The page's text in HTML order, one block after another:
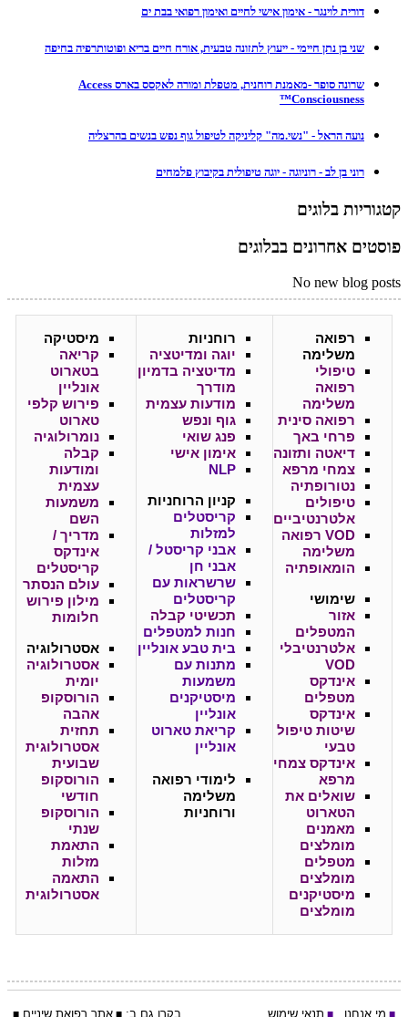
דורית לוינגר - אימון אישי לחיים ואימון רפואי בבת ים
שני בן נתן חיימי - ייעוץ לתזונה טבעית, אורח חיים בריא ופוטותרפיה בחיפה
שרונה סופר -מאמנת רוחנית, מטפלת ומורה לאקסס בארס Access
Consciousness™
נועה הראל - "נשי.מה" קליניקה לטיפול גוף נפש בנשים בהרצליה
רוני בן לב - רוניוגה - יוגה טיפולית בקיבוץ פלמחים
קטגוריות בלוגים
פוסטים אחרונים בבלוגים
No new blog posts
רפואה
משלימה
טיפולי
רפואה
משלימה
רפואה סינית
פרחי באך
דיאטה ותזונה
צמחי מרפא
נטורופתיה
טיפולים
אלטרנטיביים
VOD רפואה
משלימה
הומאופתיה
שימושי
אזור
המטפלים
אלטרנטיבלי
VOD
אינדקס
מטפלים
אינדקס
שיטות טיפול
טבעי
אינדקס צמחי
מרפא
שואלים את
הטארוט
מאמנים
מומלצים
מטפלים
מומלצים
מיסטיקנים
מומלצים
רוחניות
יוגה ומדיטציה
מדיטציה בדמיון
מודרך
מודעות עצמית
גוף ונפש
פנג שואי
אימון אישי
NLP
קניון הרוחניות
קריסטלים
למזלות
אבני קריסטל /
אבני חן
שרשראות עם
קריסטלים
תכשיטי קבלה
חנות למטפלים
בית טבע אונליין
מתנות עם
משמעות
מיסטיקנים
אונליין
קריאת טארוט
אונליין
לימודי רפואה
משלימה
ורוחניות
מיסטיקה
קריאה
בטארוט
אונליין
פירוש קלפי
טארוט
נומרולוגיה
קבלה
ומודעות
עצמית
משמעות
השם
מדריך /
אינדקס
קריסטלים
עולם הנסתר
מילון פירוש
חלומות
אסטרולוגיה
אסטרולוגיה
יומית
הורוסקופ
אהבה
תחזית
אסטרולוגית
שבועית
הורוסקופ
חודשי
הורוסקופ
שנתי
התאמת
מזלות
התאמה
אסטרולוגית
■ מי אנחנו ■ תנאי שימוש בקרו גם ב: ■ אתר רפואת שיניים ■